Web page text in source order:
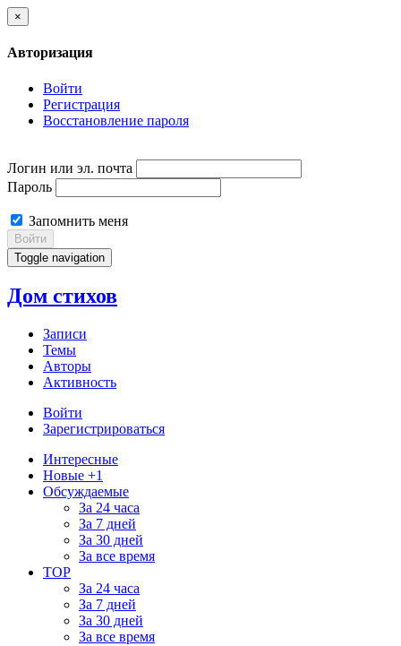
×
Авторизация
Войти
Регистрация
Восстановление пароля
Логин или эл. почта
Пароль
Запомнить меня
Войти
Toggle navigation
Дом стихов
Записи
Темы
Авторы
Активность
Войти
Зарегистрироваться
Интересные
Новые +1
Обсуждаемые
За 24 часа
За 7 дней
За 30 дней
За все время
TOP
За 24 часа
За 7 дней
За 30 дней
За все время